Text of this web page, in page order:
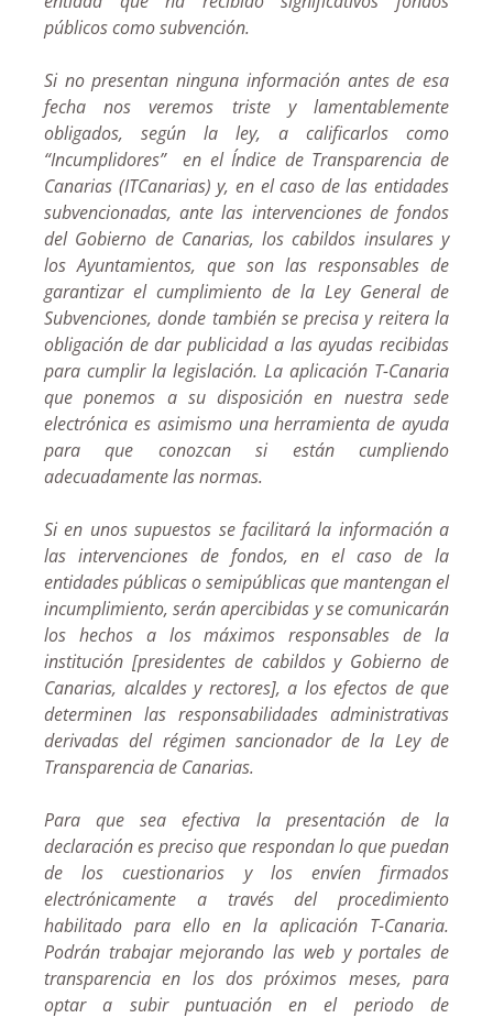
públicos como subvención.
Si no presentan ninguna información antes de esa
fecha nos veremos triste y lamentablemente
obligados, según la ley, a calificarlos como
“Incumplidores” en el Índice de Transparencia de
Canarias (ITCanarias) y, en el caso de las entidades
subvencionadas, ante las intervenciones de fondos
del Gobierno de Canarias, los cabildos insulares y
los Ayuntamientos, que son las responsables de
garantizar el cumplimiento de la Ley General de
Subvenciones, donde también se precisa y reitera la
obligación de dar publicidad a las ayudas recibidas
para cumplir la legislación. La aplicación T-Canaria
que ponemos a su disposición en nuestra sede
electrónica es asimismo una herramienta de ayuda
para que conozcan si están cumpliendo
adecuadamente las normas.
Si en unos supuestos se facilitará la información a
las intervenciones de fondos, en el caso de la
entidades públicas o semipúblicas que mantengan el
incumplimiento, serán apercibidas y se comunicarán
los hechos a los máximos responsables de la
institución [presidentes de cabildos y Gobierno de
Canarias, alcaldes y rectores], a los efectos de que
determinen las responsabilidades administrativas
derivadas del régimen sancionador de la Ley de
Transparencia de Canarias.
Para que sea efectiva la presentación de la
declaración es preciso que respondan lo que puedan
de los cuestionarios y los envíen firmados
electrónicamente a través del procedimiento
habilitado para ello en la aplicación T-Canaria.
Podrán trabajar mejorando las web y portales de
transparencia en los dos próximos meses, para
optar a subir puntuación en el periodo de